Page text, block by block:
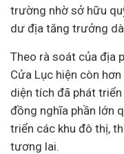
trường nhờ sở hữu
dư địa tăng trưởng
Theo rà soát của địa
Cửa Lục hiện còn
diện tích đã phát
đồng nghĩa phần lớn
triển các khu đô thị,
tương lai.